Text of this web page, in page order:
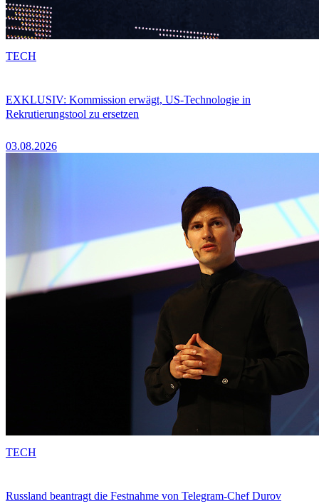
EXKLUSIV: Kommission erwägt, US-Technologie in
Rekrutierungstool zu ersetzen
03.08.2026
TECH
Russland beantragt die Festnahme von Telegram-Chef Durov
TECH